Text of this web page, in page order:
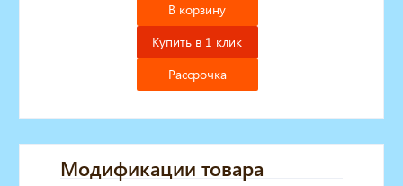
В корзину
Купить в 1 клик
Рассрочка
Модификации товара